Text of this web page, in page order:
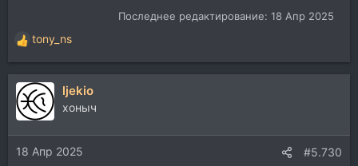
Последнее редактирование: 18 Апр 2025
Р
е
а
к
ц
и
и
:
tony_ns
ljekio
хоныч
18 Апр 2025 #5.730